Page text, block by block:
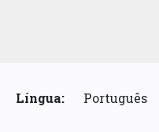
Língua: Português